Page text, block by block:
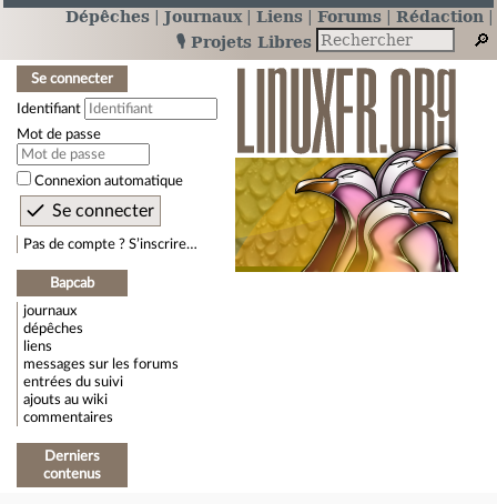
Dépêches Journaux Liens Forums
Rédaction
🎙️ Projets Libres
Se connecter
Identifiant
Mot de passe
Connexion automatique
Pas de compte ? S’inscrire…
Bapcab
journaux
dépêches
liens
messages sur les forums
entrées du suivi
ajouts au wiki
commentaires
Derniers
contenus